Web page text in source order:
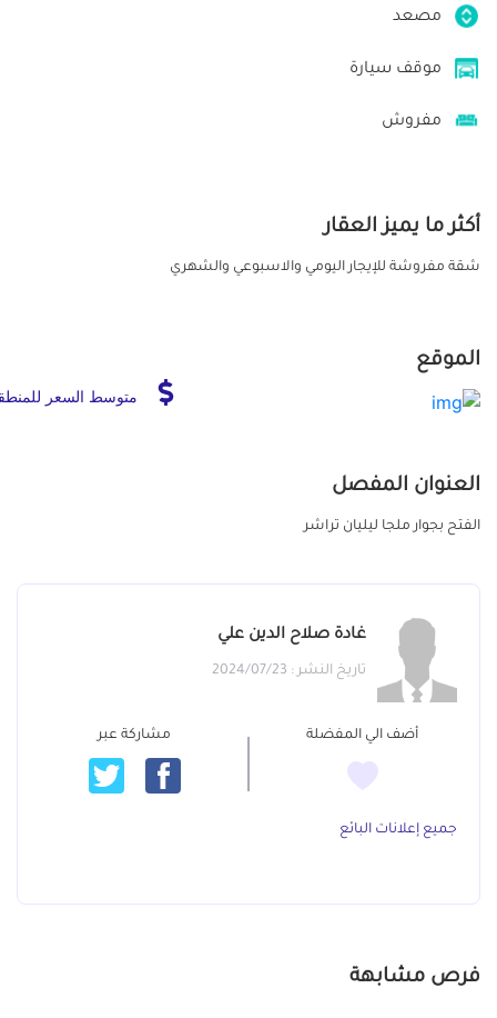
مصعد
موقف سيارة
مفروش
أكثر ما يميز العقار
شقة مفروشة للإيجار اليومي والاسبوعي والشهري
الموقع
متوسط السعر
العنوان المفصل
الفتح بجوار ملجا ليليان تراشر
غادة صلاح الدين علي
تاريخ النشر : 2024/07/23
أضف الي المفضلة مشاركة عبر
جميع إعلانات البائع
فرص مشابهة